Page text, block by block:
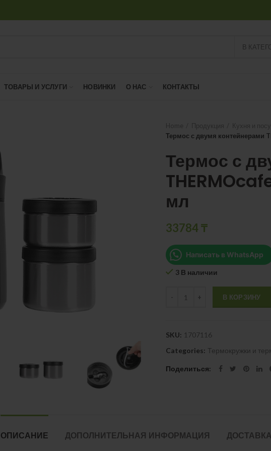
В
ТОВАРЫ И УСЛУГИ НОВИНКИ О НАС КОНТАКТЫ
Термос с двумя контейнерами
Термос с
мл
33784 ₸
Написать в WhatsApp
3 В наличии
В КОРЗИНУ
SKU: 1707116
Categories: Термокружки и
Поделиться
ОПИСАНИЕ ДОПОЛНИТЕЛЬНАЯ ИНФОРМАЦИЯ